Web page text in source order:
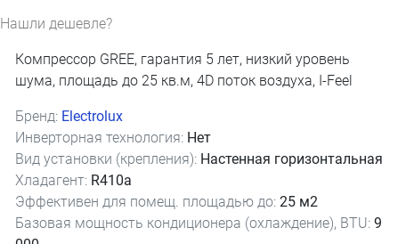
Нашли дешевле?
Компрессор GREE, гарантия 5 лет, низкий уровень
шума, площадь до 25 кв.м, 4D поток воздуха, I-Feel
Бренд: Electrolux
Инверторная технология: Нет
Вид установки (крепления): Настенная горизонтальная
Хладагент: R410a
Эффективен для помещ. площадью до: 25 м2
Базовая мощность кондиционера (охлаждение), BTU: 9
(срок 1-2 дня)
(срок 8-9 дней)